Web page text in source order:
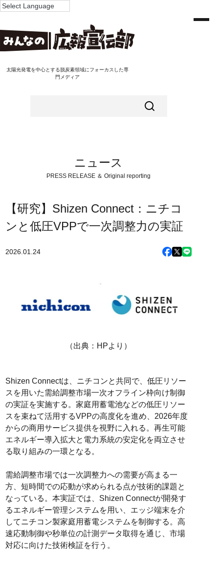
太陽光発電を中心とする脱炭素領域にフォーカスした専
門メディア
ニュース
PRESS RELEASE ＆ Original reporting
【研究】Shizen Connect：ニチコ
ンと低圧VPPで一次調整力の実証
2026.01.24
（出典：HPより）
Shizen Connectは、ニチコンと共同で、低圧リソー
スを用いた需給調整市場一次オフライン枠向け制御
の実証を実施する。家庭用蓄電池などの低圧リソー
スを束ねて活用するVPPの高度化を進め、2026年度
からの商用サービス提供を視野に入れる。再生可能
エネルギー導入拡大と電力系統の安定化を両立させ
る取り組みの一環となる。
需給調整市場では一次調整力への需要が高まる一
方、短時間での応動が求められる点が技術的課題と
なっている。本実証では、Shizen Connectが開発す
るエネルギー管理システムを用い、エッジ端末を介
してニチコン製家庭用蓄電システムを制御する。高
速応動制御や秒単位の計測データ取得を通じ、市場
対応に向けた技術検証を行う。